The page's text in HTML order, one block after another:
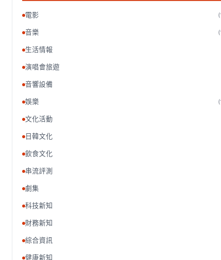
電影
音樂
生活情報
演唱會旅遊
音響設備
娛樂
文化活動
日韓文化
飲食文化
串流評測
劇集
科技新知
財務新知
綜合資訊
健康新知